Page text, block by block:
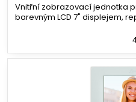
Vnitřní zobrazovací jednotka
barevným LCD 7" displejem,